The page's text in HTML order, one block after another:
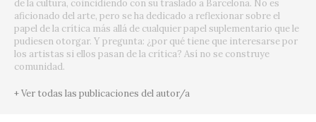
de la cultura, coincidiendo con su traslado a Barcelona. No es
aficionado del arte, pero se ha dedicado a reflexionar sobre el
papel de la crítica más allá de cualquier papel suplementario que le
pudiesen otorgar. Y pregunta: ¿por qué tiene que interesarse por
los artistas si ellos pasan de la crítica? Así no se construye
comunidad.
+ Ver todas las publicaciones del autor/a